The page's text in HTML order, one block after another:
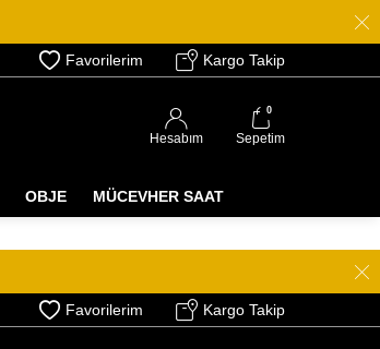
Favorilerim Kargo Takip
Hesabım
0
Sepetim
OBJE MÜCEVHER SAAT
Favorilerim Kargo Takip